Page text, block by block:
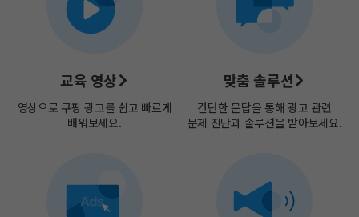
교육 영상
영상으로 쿠팡 광고를 쉽고​ 빠르게
배워보세요.
맞춤 솔루션
간단한 문답을 통해 광고 관련
문제 진단과 솔루션을 받아보세요.